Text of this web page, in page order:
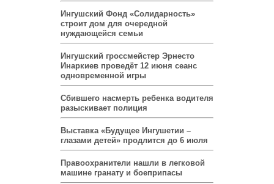
Ингушский Фонд «Солидарность»
строит дом для очередной
нуждающейся семьи
Ингушский гроссмейстер Эрнесто
Инаркиев проведёт 12 июня сеанс
одновременной игры
Сбившего насмерть ребенка водителя
разыскивает полиция
Выставка «Будущее Ингушетии –
глазами детей» продлится до 6 июля
Правоохранители нашли в легковой
машине гранату и боеприпасы